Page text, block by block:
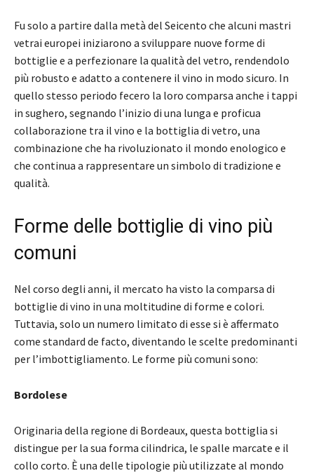
Fu solo a partire dalla metà del Seicento che alcuni mastri
vetrai europei iniziarono a sviluppare nuove forme di
bottiglie e a perfezionare la qualità del vetro, rendendolo
più robusto e adatto a contenere il vino in modo sicuro. In
quello stesso periodo fecero la loro comparsa anche i tappi
in sughero, segnando l’inizio di una lunga e proficua
collaborazione tra il vino e la bottiglia di vetro, una
combinazione che ha rivoluzionato il mondo enologico e
che continua a rappresentare un simbolo di tradizione e
qualità.
Forme delle bottiglie di vino più
comuni
Nel corso degli anni, il mercato ha visto la comparsa di
bottiglie di vino in una moltitudine di forme e colori.
Tuttavia, solo un numero limitato di esse si è affermato
come standard de facto, diventando le scelte predominanti
per l’imbottigliamento. Le forme più comuni sono:
Bordolese
Originaria della regione di Bordeaux, questa bottiglia si
distingue per la sua forma cilindrica, le spalle marcate e il
collo corto. È una delle tipologie più utilizzate al mondo